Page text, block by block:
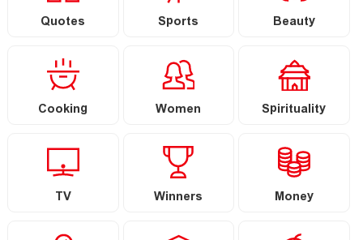
Quotes Sports Beauty
Cooking Women Spirituality
TV Winners Money